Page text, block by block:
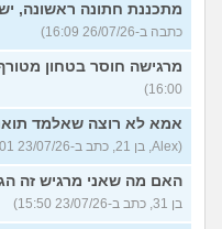
מתכננת חתונה ראשונה,
כתבה ב-26/07/26 16:09)
מרגישה חוסר בטחון
16:00)
אמא לא רוצה שאלמד
(Alex, בן 21, כתב ב-23/07/26 16:01)
האם מה שאני מרגיש זה
בן 31, כתב ב-23/07/26 15:50)